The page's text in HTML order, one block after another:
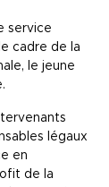
service
cadre de la
le jeune
légaux
en
de la